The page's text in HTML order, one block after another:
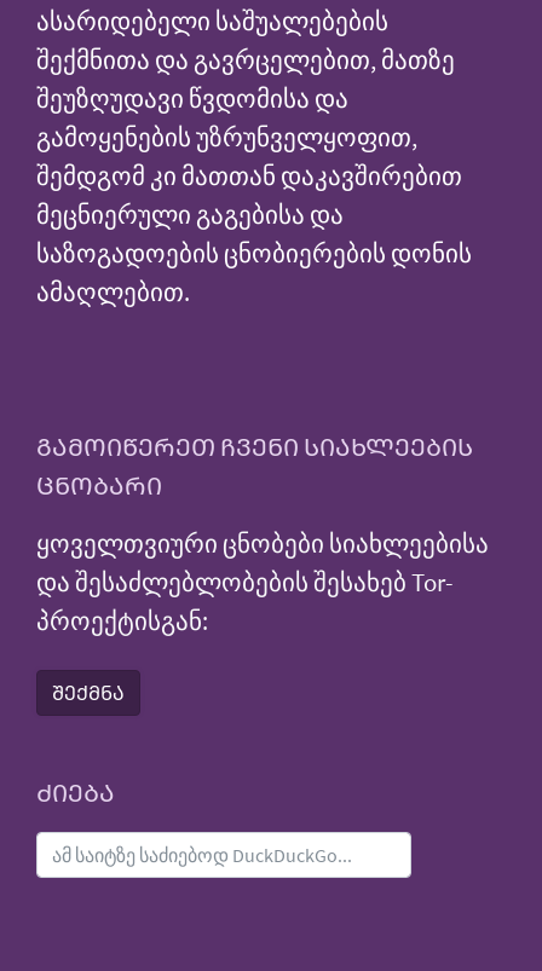
ასარიდებელი საშუალებების
შექმნითა და გავრცელებით, მათზე
შეუზღუდავი წვდომისა და
გამოყენების უზრუნველყოფით,
შემდგომ კი მათთან დაკავშირებით
მეცნიერული გაგებისა და
საზოგადოების ცნობიერების დონის
ამაღლებით.
ᲒᲐᲛᲝᲘᲬᲔᲠᲔᲗ ᲩᲕᲔᲜᲘ ᲡᲘᲐᲮᲚᲔᲔᲑᲘᲡ
ᲪᲜᲝᲑᲐᲠᲘ
ყოველთვიური ცნობები სიახლეებისა
და შესაძლებლობების შესახებ Tor-
პროექტისგან:
ᲨᲔᲥᲛᲜᲐ
ᲫᲘᲔᲑᲐ